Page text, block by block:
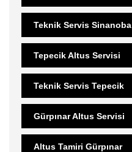
Teknik Servis Sinanoba
Tepecik Altus Servisi
Teknik Servis Tepecik
Gürpınar Altus Servisi
Altus Tamiri Gürpınar